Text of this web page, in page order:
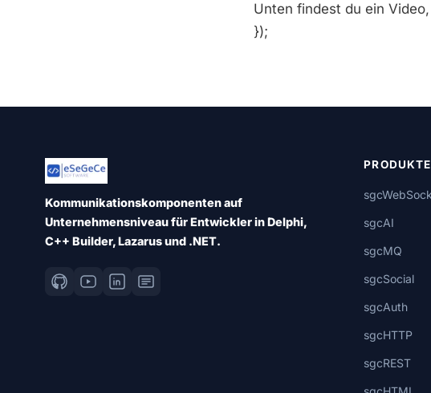
Unten findest du ein
});
Kommunikationskomponenten auf
Unternehmensniveau für Entwickler in Delphi,
C++ Builder, Lazarus und .NET.
PRODUKTE
sgcAI
sgcMQ
sgcSocial
sgcAuth
sgcHTTP
sgcREST